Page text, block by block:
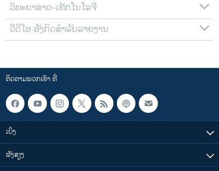
ວິທະຍາສາດ-ເທັກໂນໂລຈີ
ວີດີໂອ ອັງກິດສຳລັບລາຍງານ
ຕິດຕາມພວກເຮົາ ທີ່
ເບິ່ງ
ຟັງສຽງ